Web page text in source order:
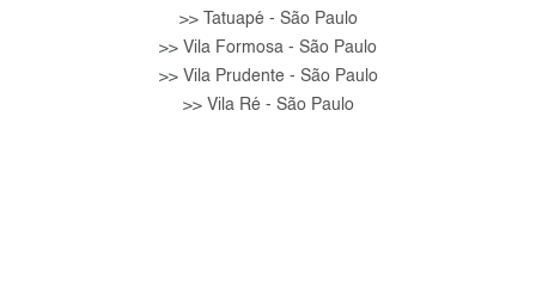
>> Tatuapé - São Paulo
>> Vila Formosa - São Paulo
>> Vila Prudente - São Paulo
>> Vila Ré - São Paulo